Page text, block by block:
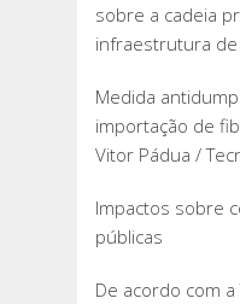
sobre a cadeia
infraestrutura
Medida
importação de
Vitor Pádua /
Impactos sobre
públicas
De acordo com